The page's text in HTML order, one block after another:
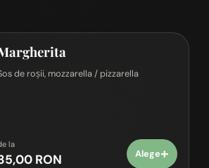
de roșii, mozzarella / pizzarella
la
RON Alege+